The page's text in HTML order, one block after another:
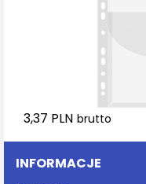
3,37 PLN brutto
INFORMACJE